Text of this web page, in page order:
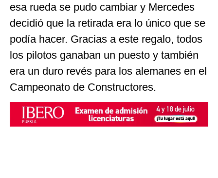
esa rueda se pudo cambiar y Mercedes
decidió que la retirada era lo único que se
podía hacer. Gracias a este regalo, todos
los pilotos ganaban un puesto y también
era un duro revés para los alemanes en el
Campeonato de Constructores.